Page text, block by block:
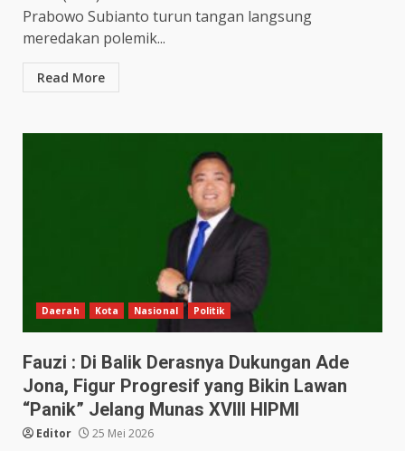
Prabowo Subianto turun tangan langsung
meredakan polemik...
Read More
Daerah Kota Nasional Politik
Fauzi : Di Balik Derasnya Dukungan Ade
Jona, Figur Progresif yang Bikin Lawan
“Panik” Jelang Munas XVIII HIPMI
Editor 25 Mei 2026